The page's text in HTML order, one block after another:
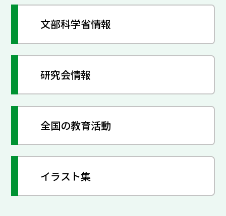
文部科学省情報
研究会情報
全国の教育活動
イラスト集